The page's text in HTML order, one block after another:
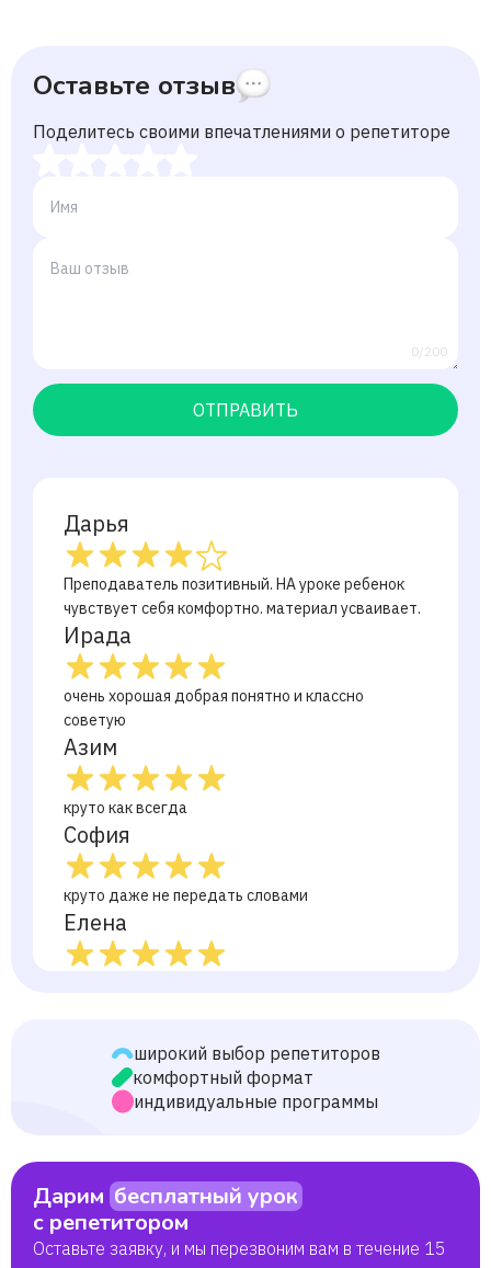
Оставьте отзыв
Поделитесь своими впечатлениями о репетиторе
0/200
ОТПРАВИТЬ
Дарья
Преподаватель позитивный. НА уроке ребенок
чувствует себя комфортно. материал усваивает.
Ирада
очень хорошая добрая понятно и классно
советую
Азим
круто как всегда
София
круто даже не передать словами
Елена
Очень хорошо обясняет классный преподователь
Демид
Отлично!
Наталья
широкий выбор репетиторов
комфортный формат
индивидуальные программы
Дарим бесплатный урок
с репетитором
Оставьте заявку, и мы перезвоним вам в течение 15